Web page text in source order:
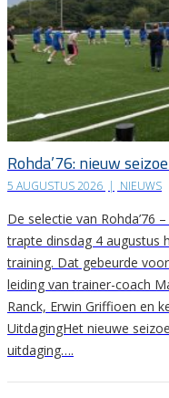
Rohda’76: nieuw
5 AUGUSTUS 2026 | NIEUWS
De selectie van Rohda’76
trapte dinsdag 4 augustus
training. Dat gebeurde
leiding van trainer-coach
Ranck, Erwin Griffioen en
UitdagingHet nieuwe
uitdaging….